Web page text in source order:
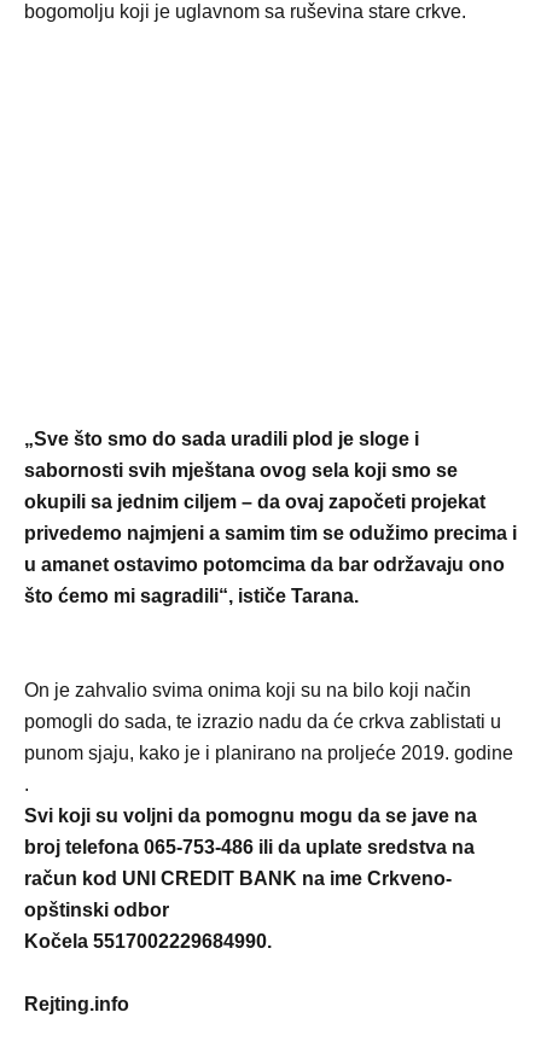
bogomolju koji je uglavnom sa ruševina stare crkve.
„Sve što smo do sada uradili plod je sloge i
sabornosti svih mještana ovog sela koji smo se
okupili sa jednim ciljem – da ovaj započeti projekat
privedemo najmjeni a samim tim se odužimo precima i
u amanet ostavimo potomcima da bar održavaju ono
što ćemo mi sagradili“, ističe Tarana.
On je zahvalio svima onima koji su na bilo koji način
pomogli do sada, te izrazio nadu da će crkva zablistati u
punom sjaju, kako je i planirano na proljeće 2019. godine
.
Svi koji su voljni da pomognu mogu da se jave na
broj telefona 065-753-486 ili da uplate sredstva na
račun kod UNI CREDIT BANK na ime Crkveno-
opštinski odbor
Kočela 5517002229684990.
Rejting.info